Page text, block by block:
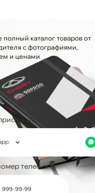
полный каталог товаров от
с фотографиями,
и ценами
телефона